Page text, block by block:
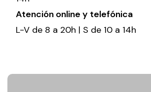
Atención online y telefónica
L-V de 8 a 20h | S de 10 a 14h